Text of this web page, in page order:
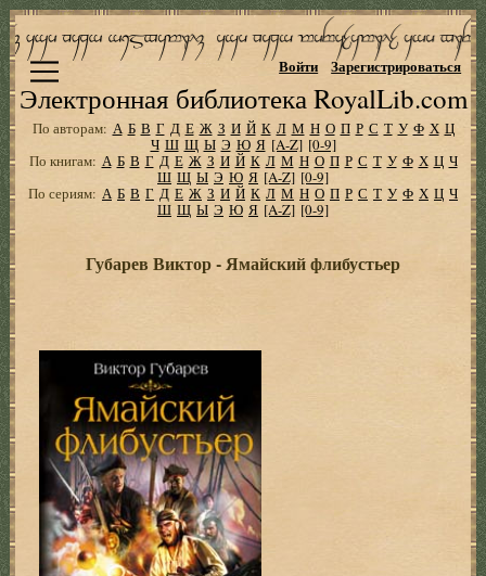
Электронная библиотека RoyalLib.com
Войти Зарегистрироваться
По авторам: А Б В Г Д Е Ж З И Й К Л М Н О П Р С Т У Ф Х Ц
Ч Ш Щ Ы Э Ю Я [A-Z] [0-9]
По книгам: А Б В Г Д Е Ж З И Й К Л М Н О П Р С Т У Ф Х Ц Ч
Ш Щ Ы Э Ю Я [A-Z] [0-9]
По сериям: А Б В Г Д Е Ж З И Й К Л М Н О П Р С Т У Ф Х Ц Ч
Ш Щ Ы Э Ю Я [A-Z] [0-9]
Губарев Виктор - Ямайский флибустьер